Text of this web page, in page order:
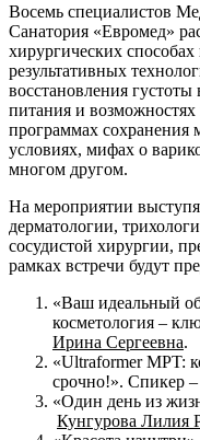
Восемь специалистов
Санатория «Евромед»
хирургических
результативных
восстановления
питания и
программах сохранения
условиях, мифах о
многом другом.
На мероприятии
дерматологии,
сосудистой хирургии,
рамках встречи будут
«Ваш идеальный
косметология –
Ирина Сергеевна.
«Ultraformer MPT:
срочно!». Спикер –
«Один день из
Кунгурова Лилия